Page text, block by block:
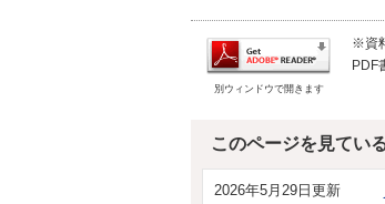
別ウィンドウで開きます
※資
PDF
このページを見てい
2026年5月29日更新